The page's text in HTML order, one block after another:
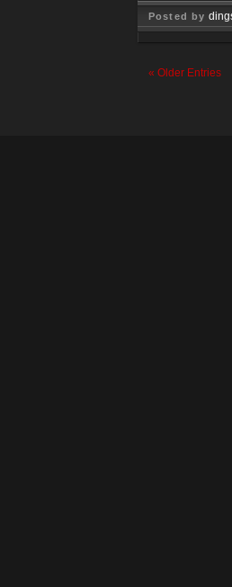
Posted by
« Older Entries